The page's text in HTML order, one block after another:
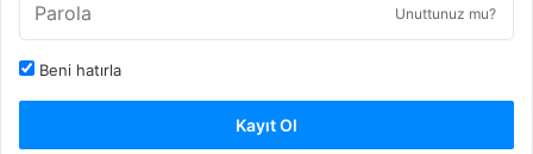
Unuttunuz mu?
Beni hatırla
Kayıt Ol